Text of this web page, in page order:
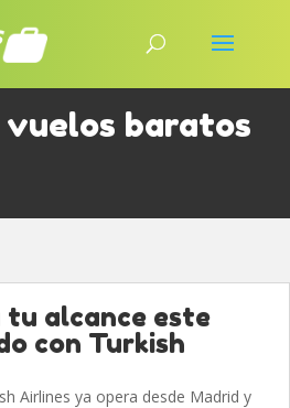
vuelos baratos
tu alcance este
con Turkish
Airlines ya opera desde Madrid y